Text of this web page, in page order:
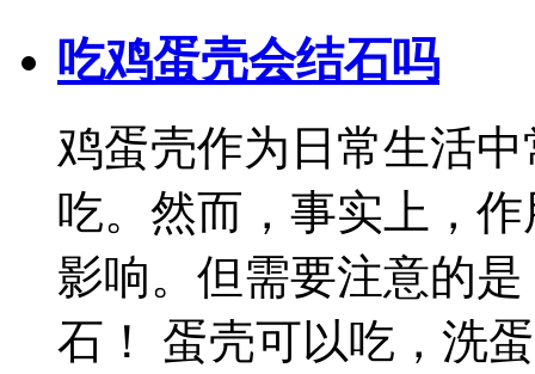
吃鸡蛋壳会结石吗
鸡蛋壳作为日常生活
吃。然而，事实上，
影响。但需要注意的
石！ 蛋壳可以吃，洗